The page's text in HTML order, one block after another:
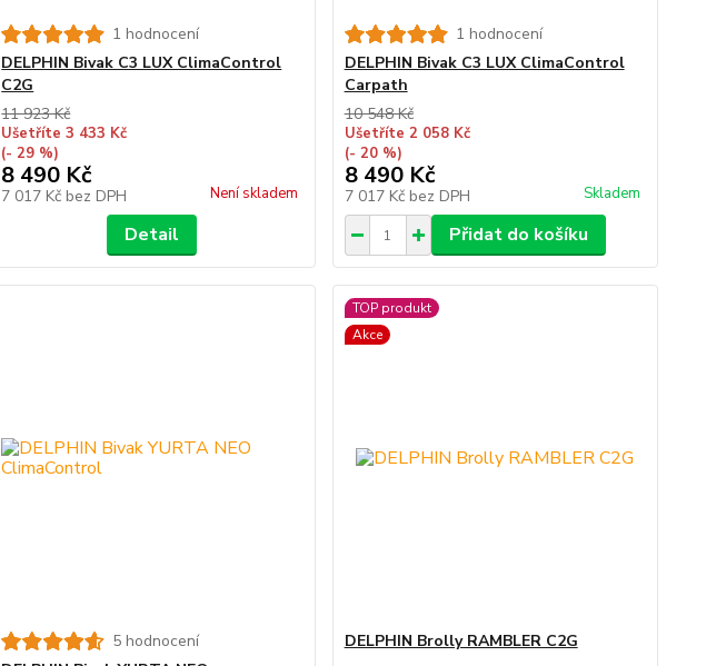
1 hodnocení
DELPHIN Bivak C3 LUX ClimaControl
C2G
11 923 Kč
Ušetříte 3 433 Kč
(- 29 %)
8 490 Kč
7 017 Kč bez DPH Není skladem
Detail
1 hodnocení
DELPHIN Bivak C3 LUX ClimaControl
Carpath
10 548 Kč
Ušetříte 2 058 Kč
(- 20 %)
8 490 Kč
7 017 Kč bez DPH Skladem
Přidat do košíku
5 hodnocení
TOP produkt
Akce
DELPHIN Brolly RAMBLER C2G